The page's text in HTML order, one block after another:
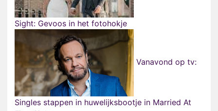
Sight: Gevoos in het fotohokje
Vanavond op tv:
Singles stappen in huwelijksbootje in Married At